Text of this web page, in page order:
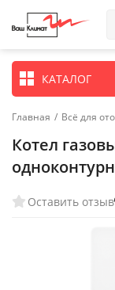
КАТАЛОГ
Главная / Всё для
Котел
Оставить отзыв